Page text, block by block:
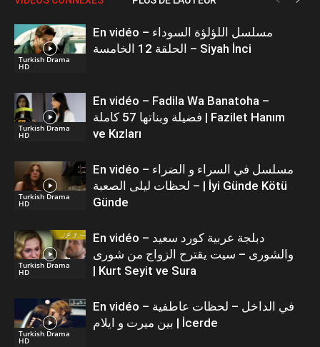
Turkish Drama
HD
En vidéo – مسلسل اللؤلؤة السوداء
الحلقة 12 الخامسة – Siyah İnci
Turkish Drama
HD
En vidéo – Fadila Wa Banatoha –
فضيلة وبناتها 57 كاملة | Fazilet Hanım
ve Kızları
Turkish Drama
HD
En vidéo – مسلسل في السراء و الضراء
– لحظات ليلى الصعبة | İyi Günde Kötü
Günde
Turkish Drama
HD
En vidéo – دبلجة عربية كورد سعيد
والشورى – سيت يقترح الزواج من شورى
| Kurt Seyit ve Sura
Turkish Drama
HD
En vidéo – في الداخل – لحظات عاطفية
بين ميرت و ايلام | İcerde